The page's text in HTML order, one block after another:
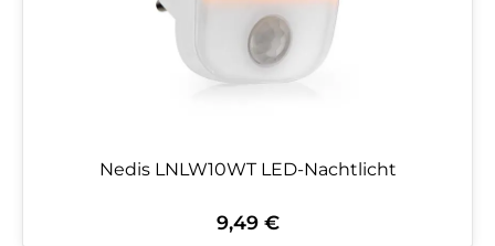
Nedis LNLW10WT LED-Nachtlicht
Regulärer Preis:
9,49 €